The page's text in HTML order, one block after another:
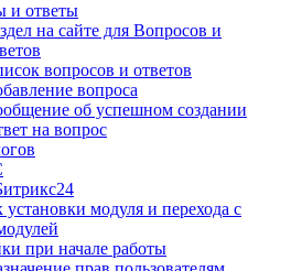
и ответы
на сайте для Вопросов и
вопросов и ответов
вопроса
об успешном создании
на вопрос
модуля и перехода с
при начале работы